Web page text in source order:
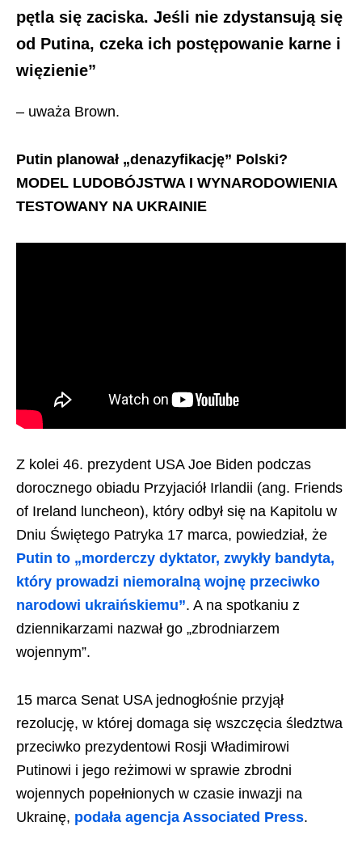
pętla się zaciska. Jeśli nie zdystansują się
od Putina, czeka ich postępowanie karne i
więzienie”
– uważa Brown.
Putin planował „denazyfikację” Polski?
MODEL LUDOBÓJSTWA I WYNARODOWIENIA
TESTOWANY NA UKRAINIE
Z kolei 46. prezydent USA Joe Biden podczas
dorocznego obiadu Przyjaciół Irlandii (ang. Friends
of Ireland luncheon), który odbył się na Kapitolu w
Dniu Świętego Patryka 17 marca, powiedział, że
Putin to „morderczy dyktator, zwykły bandyta,
który prowadzi niemoralną wojnę przeciwko
narodowi ukraińskiemu”. A na spotkaniu z
dziennikarzami nazwał go „zbrodniarzem
wojennym”.
15 marca Senat USA jednogłośnie przyjął
rezolucję, w której domaga się wszczęcia śledztwa
przeciwko prezydentowi Rosji Władimirowi
Putinowi i jego reżimowi w sprawie zbrodni
wojennych popełnionych w czasie inwazji na
Ukrainę, podała agencja Associated Press.